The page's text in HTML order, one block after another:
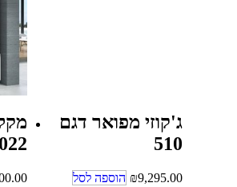
ג'קוזי מפואר דגם
510
₪9,295.00 הוספה לסל